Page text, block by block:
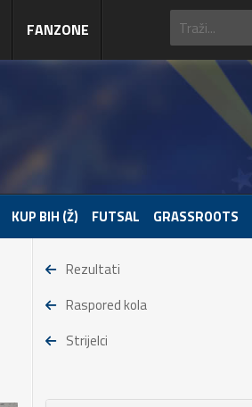
FANZONE
KUP BIH (Ž) FUTSAL GRASSROOTS
Rezultati
Raspored kola
Strijelci